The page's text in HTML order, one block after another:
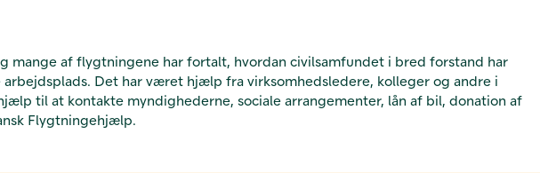
af flygtningene har fortalt, hvordan civilsamfundet i bred forstand har
Det har været hjælp fra virksomhedsledere, kolleger og andre i
til at kontakte myndighederne, sociale arrangementer, lån af bil, donation af
Flygtningehjælp.